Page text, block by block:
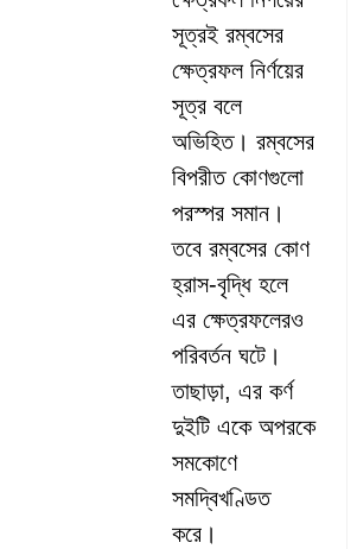
সূত্রই রম্বসের
ক্ষেত্রফল নির্ণয়ের
সূত্র বলে
অভিহিত। রম্বসের
বিপরীত কোণগুলো
পরস্পর সমান।
তবে রম্বসের কোণ
হ্রাস-বৃদ্ধি হলে
এর ক্ষেত্রফলেরও
পরিবর্তন ঘটে।
তাছাড়া, এর কর্ণ
দুইটি একে অপরকে
সমকোণে
সমদ্বিখণ্ডিত
করে।